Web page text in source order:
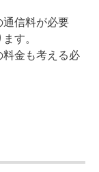
通信料が必要
す。
金も考える必